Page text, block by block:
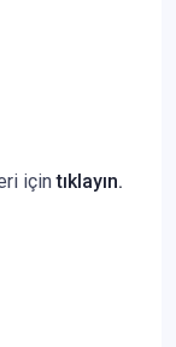
içintıklayın.